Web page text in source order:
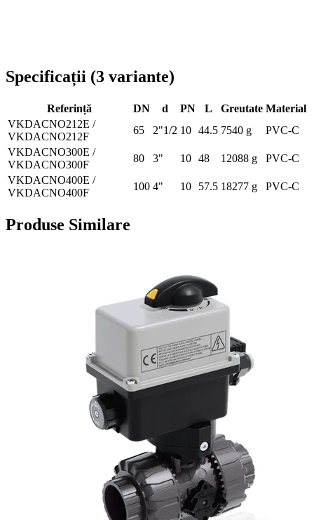
Specificații (3 variante)
Referință DN d PN L Greutate Material
VKDACNO212E /
VKDACNO212F
65 2"1/2 10 44.5 7540 g
PVC-C
VKDACNO300E /
VKDACNO300F
80 3" 10 48 12088 g
PVC-C
VKDACNO400E /
VKDACNO400F
100 4" 10 57.5 18277 g PVC-C
Produse Similare